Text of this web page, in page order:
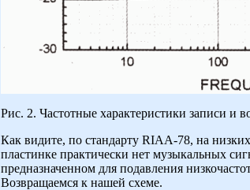
Рис. 2. Частотные характеристики записи и
Как видите, по стандарту RIAA-78, на
пластинке практически нет музыкальных
предназначенном для подавления
Возвращаемся к нашей схеме.